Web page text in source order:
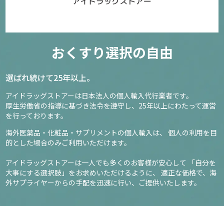
おくすり選択の自由
選ばれ続けて25年以上。
アイドラッグストアーは日本法人の個人輸入代行業者です。
厚生労働省の指導に基づき法令を遵守し、 25年以上にわたって運営
を行っております。
海外医薬品・化粧品・サプリメントの個人輸入は、
個人の利用を目
的とした場合のみご利用いただけます。
アイドラッグストアーは一人でも多くのお客様が安心して
「自分を
大事にする選択肢」をお求めいただけるように、
適正な価格で、海
外サプライヤーからの手配を迅速に行い、ご提供いたします。